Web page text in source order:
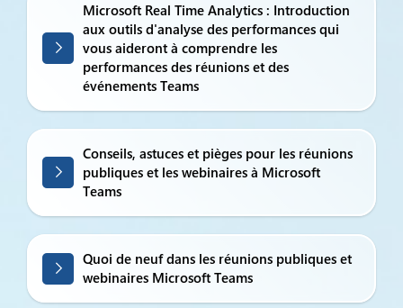
Microsoft Real Time Analytics : Introduction
aux outils d'analyse des performances qui
vous aideront à comprendre les
performances des réunions et des
événements Teams
Conseils, astuces et pièges pour les réunions
publiques et les webinaires à Microsoft
Teams
Quoi de neuf dans les réunions publiques et
webinaires Microsoft Teams